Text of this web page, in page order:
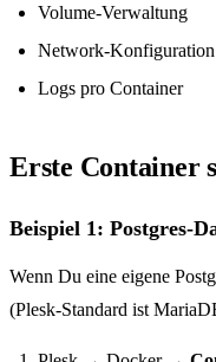
Volume-Verwaltung
Network-Konfiguration
Logs pro Container
Erste Container
Beispiel 1: Postgres-
Wenn Du eine eigene
(Plesk-Standard ist